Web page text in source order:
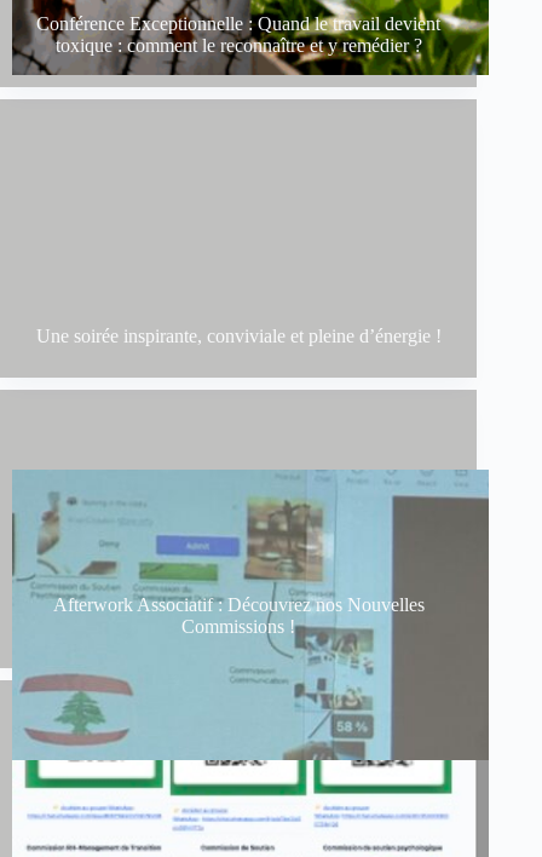
Conférence Exceptionnelle : Quand le travail devient
toxique : comment le reconnaître et y remédier ?
Une soirée inspirante, conviviale et pleine d’énergie !
Afterwork Associatif : Découvrez nos Nouvelles
Commissions !